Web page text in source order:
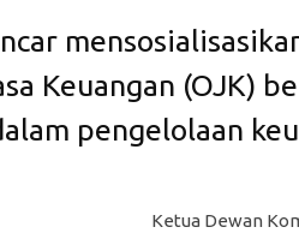
Keuangan (OJK)
pengelolaan
Ketua Dewan